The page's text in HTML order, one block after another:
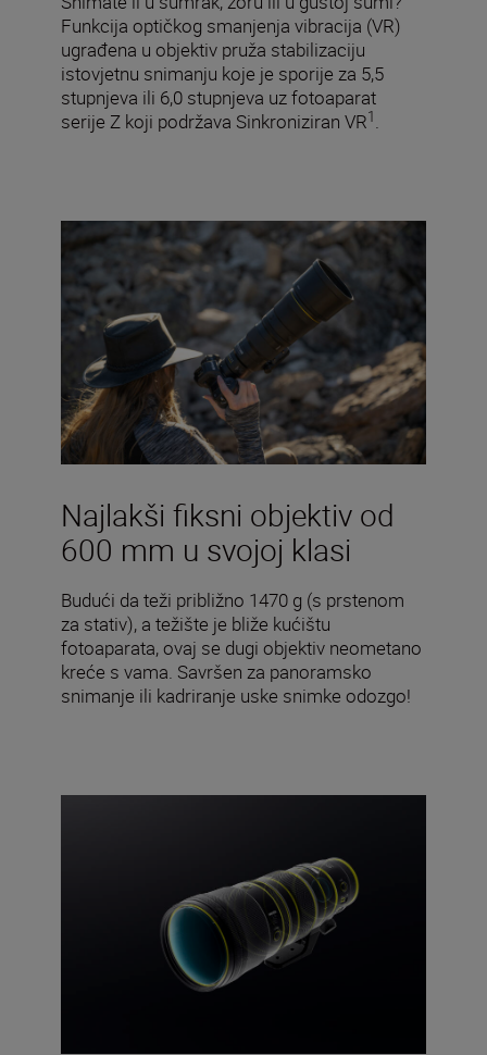
Funkcija optičkog smanjenja vibracija (VR)
ugrađena u objektiv pruža stabilizaciju
istovjetnu snimanju koje je sporije za 5,5
stupnjeva ili 6,0 stupnjeva uz fotoaparat
serije Z koji podržava Sinkroniziran VR1.
Najlakši fiksni objektiv od
600 mm u svojoj klasi
Budući da teži približno 1470 g (s prstenom
za stativ), a težište je bliže kućištu
fotoaparata, ovaj se dugi objektiv neometano
kreće s vama. Savršen za panoramsko
snimanje ili kadriranje uske snimke odozgo!